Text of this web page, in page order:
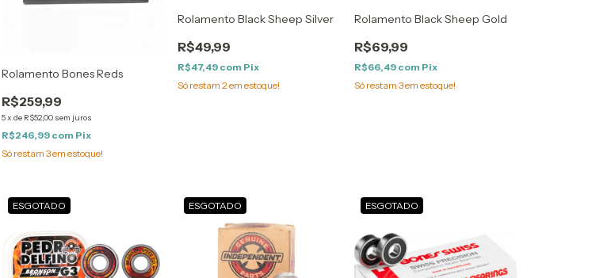
Rolamento Bones Reds
R$259,99
5x de R$52,00 sem juros
R$246,99 com Pix
Só restam 3em estoque!
Rolamento Black Sheep Silver
R$49,99
R$47,49 com Pix
Só restam2em estoque!
Rolamento Black Sheep Gold
R$69,99
R$66,49 com Pix
Só restam 3em estoque!
ESGOTADO ESGOTADO ESGOTADO